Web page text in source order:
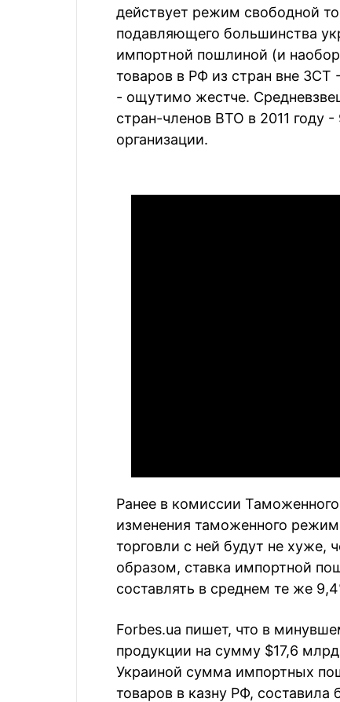
действует режим свободной
подавляющего большинства
импортной пошлиной (и
товаров в РФ из стран вне
- ощутимо жестче.
стран-членов ВТО в 2011 году -
организации.
Ранее в комиссии
изменения таможенного
торговли с ней будут не хуже,
образом, ставка импортной
составлять в среднем те же
Forbes.ua пишет, что в
продукции на сумму $17,6
Украиной сумма импортных
товаров в казну РФ,